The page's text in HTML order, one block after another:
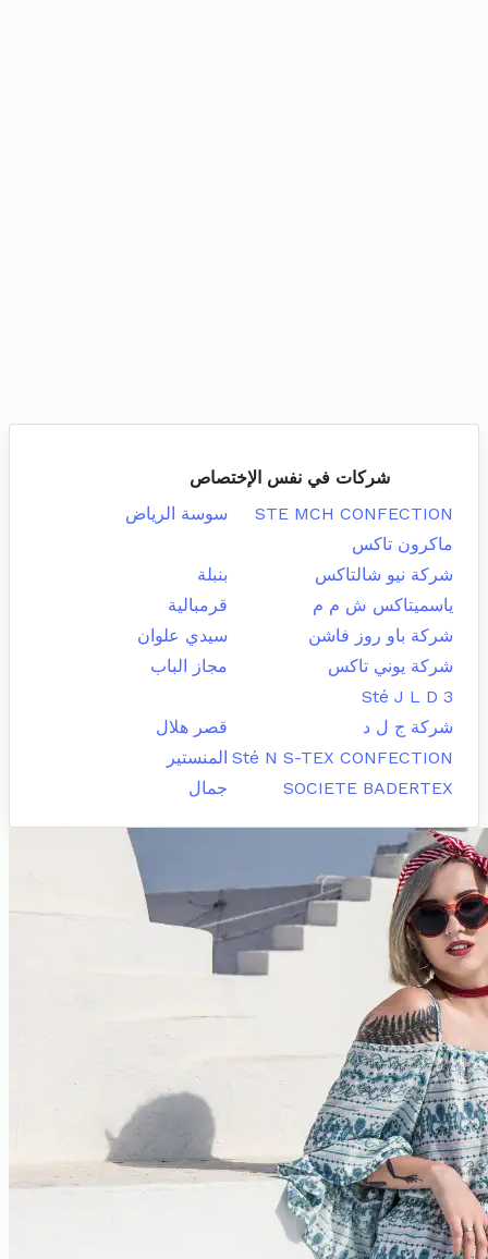
شركات في نفس الإختصاص
STE MCH CONFECTION
سوسة الرياض
ماكرون تاكس
شركة نيو شالتاكس
بنبلة
ياسميتاكس ش م م
قرمبالية
شركة باو روز فاشن
سيدي علوان
شركة يوني تاكس
مجاز الباب
Sté J L D 3
شركة ج ل د
قصر هلال
Sté N S-TEX CONFECTION المنستير
SOCIETE BADERTEX
جمال